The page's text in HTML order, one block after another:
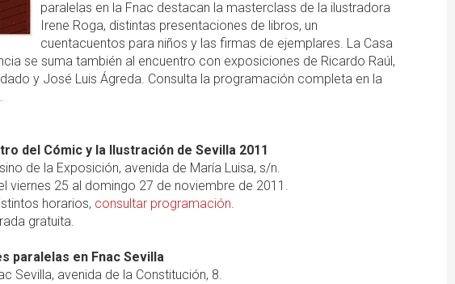
paralelas en la Fnac destacan la masterclass de la ilustradora
Irene Roga, distintas presentaciones de libros, un
cuentacuentos para niños y las firmas de ejemplares. La Casa
se suma también al encuentro con exposiciones de Ricardo Raúl,
y José Luis Ágreda. Consulta la programación completa en la
.
del Cómic y la Ilustración de Sevilla 2011
de la Exposición, avenida de María Luisa, s/n.
viernes 25 al domingo 27 de noviembre de 2011.
horarios, consultar programación.
gratuita.
paralelas en Fnac Sevilla
Sevilla, avenida de la Constitución, 8.